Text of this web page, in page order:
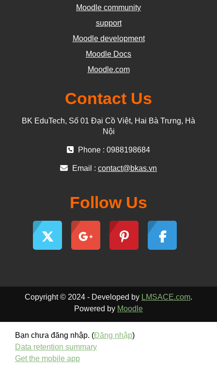
Moodle community
support
Moodle development
Moodle Docs
Moodle.com
Contact Us
BK EduTech, Số 01 Đại Cồ Việt, Hai Bà Trưng, Hà
Nội
Phone : 0988198684
Email : contact@bkas.vn
Follow Us
Copyright © 2024 - Developed by LMSACE.com.
Powered by Moodle
Bạn chưa đăng nhập. (Đăng nhập)
Data retention summary
Get the mobile app